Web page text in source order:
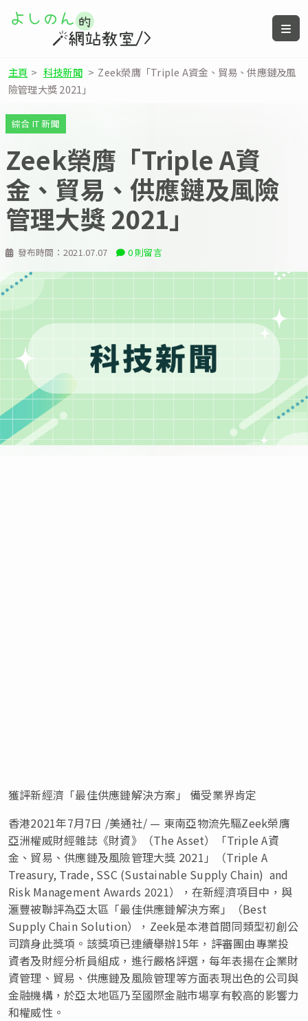
主頁 > 科技新聞 > Zeek榮膺「Triple A資金、貿易、供應鏈及風
險管理大獎 2021」
發布時間： 2021.07.07 0 則留言
綜合 IT 新聞
Zeek榮膺「Triple A資
金、貿易、供應鏈及風險
管理大獎 2021」
獲評新經濟「最佳供應鏈解決方案」 備受業界肯定
香港2021年7月7日 /美通社/ — 東南亞物流先驅Zeek榮膺
亞洲權威財經雜誌《財資》（The Asset）「Triple A資
金、貿易、供應鏈及風險管理大獎 2021」（Triple A
Treasury, Trade, SSC (Sustainable Supply Chain) and
Risk Management Awards 2021），在新經濟項目中，與
滙豐被聯評為亞太區「最佳供應鏈解決方案」（Best
Supply Chain Solution），Zeek是本港首間同類型初創公
司躋身此獎項。該獎項已連續舉辦15年，評審團由專業投
資者及財經分析員組成，進行嚴格評選，每年表揚在企業財
資管理、貿易、供應鏈及風險管理等方面表現出色的公司與
金融機構，於亞太地區乃至國際金融市場享有較高的影響力
和權威性。